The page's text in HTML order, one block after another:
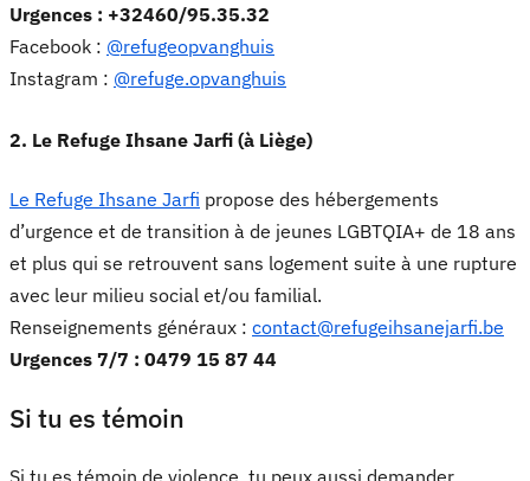
Urgences : +32460/95.35.32
Facebook : @refugeopvanghuis
Instagram : @refuge.opvanghuis
2. Le Refuge Ihsane Jarfi (à Liège)
Le Refuge Ihsane Jarfi propose des hébergements
d’urgence et de transition à de jeunes LGBTQIA+ de 18 ans
et plus qui se retrouvent sans logement suite à une rupture
avec leur milieu social et/ou familial.
Renseignements généraux : contact@refugeihsanejarfi.be
Urgences 7/7 : 0479 15 87 44
Si tu es témoin
Si tu es témoin de violence, tu peux aussi demander